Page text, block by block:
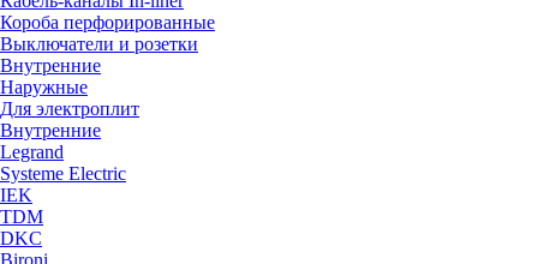
Короба перфорированные
Выключатели и розетки
Внутренние
Наружные
Для электроплит
Внутренние
Legrand
Systeme Electric
IEK
TDM
DKC
Bironi